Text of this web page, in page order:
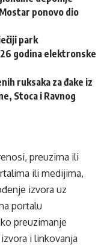
ponovo dio
park
godina elektronske
ruksaka za đake iz
Stoca i Ravnog
preuzima ili
ili medijima,
izvora uz
portalu
preuzimanje
i linkovanja